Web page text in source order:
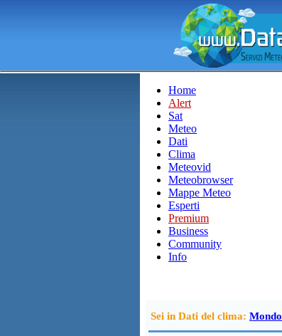
Home
Alert
Sat
Meteo
Dati
Clima
Meteovid
Meteobrowser
Mappe Meteo
Esperti
Premium
Business
Community
Info
Sei in Dati del clima: Mondo